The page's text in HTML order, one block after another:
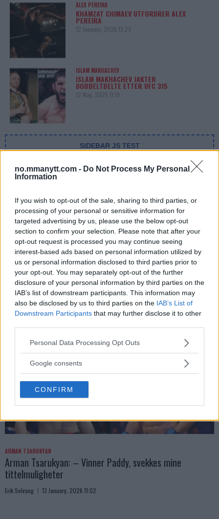
no.mmanytt.com - Do Not Process My Personal
Information
If you wish to opt-out of the sale, sharing to third parties, or
processing of your personal or sensitive information for
targeted advertising by us, please use the below opt-out
section to confirm your selection. Please note that after your
opt-out request is processed you may continue seeing
interest-based ads based on personal information utilized by
us or personal information disclosed to third parties prior to
your opt-out. You may separately opt-out of the further
disclosure of your personal information by third parties on the
IAB’s list of downstream participants. This information may
also be disclosed by us to third parties on the IAB’s List of
Downstream Participants that may further disclose it to other
Please note that this website/app uses one or more Google
not limited to your visit or usage behaviour. You may click to
use your data for below specified purposes in below Google
consent section.
Personal Data Processing Opt Outs
Google consents
CONFIRM
ALEX PEREIRA
KHAMZAT CHIMAEV UTFORDRER ALEX
PEREIRA
12 January, 2026 13:23
ISLAM MAKHACHEV
ISLAM MAKHACHEV JAKTER
DOBBELTBELTE ETTER UFC 315
12 May, 2025 11:19
SIDEBAR JS TEST
DILLON DANIS
Hype FC ønsker å booke Dillon Danis vs Chanko Zaynukov
Erik Solvang 13 January, 2026 15:37
ARMAN TSARUKYAN
Arman Tsarukyan: – Vinner Paddy, svekkes mine
tittelmuligheter
Erik Solvang 13 January, 2026 11:02